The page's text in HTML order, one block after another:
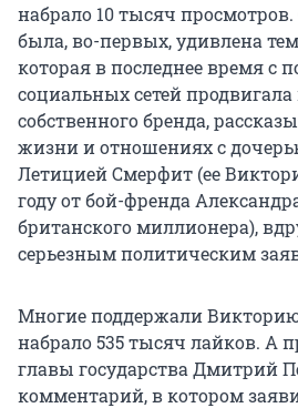
набрало 10 тысяч
была, во-первых, удивлена
которая в последнее время с
социальных сетей
собственного бренда,
жизни и отношениях с
Летицией Смерфит (ее
году от бой-френда
британского миллионера),
серьезным политическим
Многие поддержали
набрало 535 тысяч лайков. А
главы государства Дмитрий
комментарий, в котором